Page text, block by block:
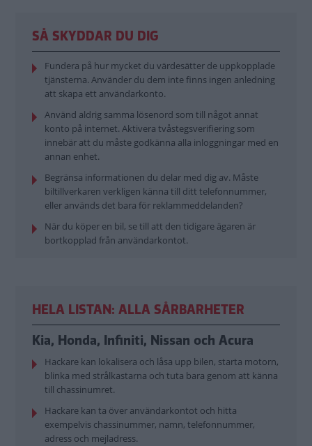
SÅ SKYDDAR DU DIG
Fundera på hur mycket du värdesätter de uppkopplade
tjänsterna. Använder du dem inte finns ingen anledning
att skapa ett användarkonto.
Använd aldrig samma lösenord som till något annat
konto på internet. Aktivera tvåstegsverifiering som
innebär att du måste godkänna alla inloggningar med en
annan enhet.
Begränsa informationen du delar med dig av. Måste
biltillverkaren verkligen känna till ditt telefonnummer,
eller används det bara för reklammeddelanden?
När du köper en bil, se till att den tidigare ägaren är
bortkopplad från användarkontot.
HELA LISTAN: ALLA SÅRBARHETER
Kia, Honda, Infiniti, Nissan och Acura
Hackare kan lokalisera och låsa upp bilen, starta motorn,
blinka med strålkastarna och tuta bara genom att känna
till chassinumret.
Hackare kan ta över användarkontot och hitta
exempelvis chassinummer, namn, telefonnummer,
adress och mejladress.